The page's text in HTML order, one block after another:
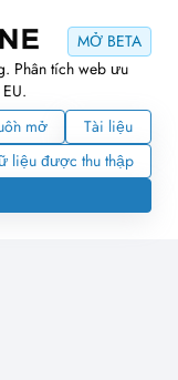
MỞ BETA
Phân tích web ưu
mở
Tài liệu
liệu được thu thập